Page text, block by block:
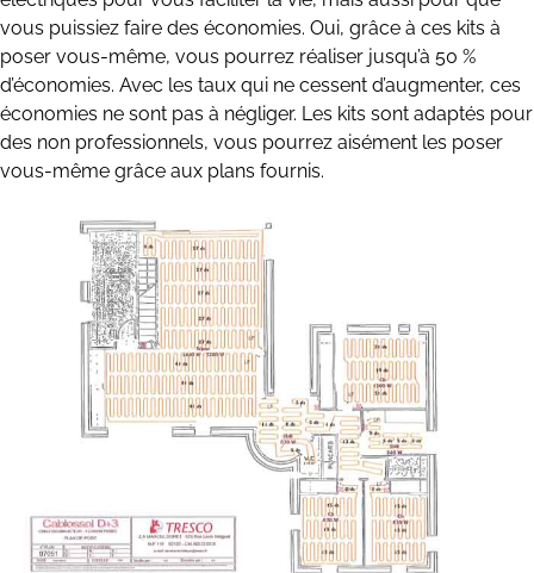
vous puissiez faire des économies. Oui, grâce à ces kits à
poser vous-même, vous pourrez réaliser jusqu’à 50 %
d’économies. Avec les taux qui ne cessent d’augmenter, ces
économies ne sont pas à négliger. Les kits sont adaptés pour
des non professionnels, vous pourrez aisément les poser
vous-même grâce aux plans fournis.